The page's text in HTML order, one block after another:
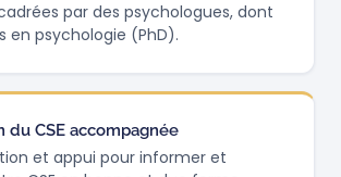
par des psychologues, dont
en psychologie (PhD).
du CSE accompagnée
et appui pour informer et